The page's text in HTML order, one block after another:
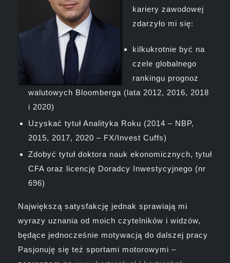
kariery zawodowej
zdarzyło mi się:
kilkukrotnie być na
czele globalnego
rankingu prognoz
walutowych Bloomberga (lata 2012, 2016, 2018
i 2020)
Uzyskać tytuł Analityka Roku (2014 – NBP,
2015, 2017, 2020 – FX/Invest Cuffs)
Zdobyć tytuł doktora nauk ekonomicznych, tytuł
CFA oraz licencję Doradcy Inwestycyjnego (nr
696)
Największą satysfakcję jednak sprawiają mi
wyrazy uznania od moich czytelników i widzów,
będące jednocześnie motywacją do dalszej pracy
Pasjonuję się też sportami motorowymi –